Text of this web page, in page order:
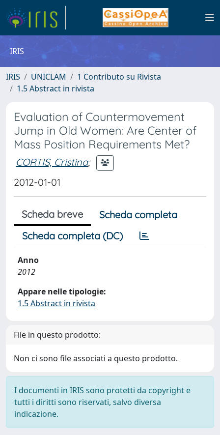
IRIS
IRIS UNICLAM
1 Contributo su Rivista
1.5 Abstract in rivista
Evaluation of Countermovement
Jump in Old Women: Are Center of
Mass Position Requirements Met?
CORTIS, Cristina;
2012-01-01
Scheda breve
Scheda completa
Scheda completa (DC)
Anno
2012
Appare nelle tipologie:
1.5 Abstract in rivista
File in questo prodotto:
Non ci sono file associati a questo prodotto.
I documenti in IRIS sono protetti da copyright e
tutti i diritti sono riservati, salvo diversa
indicazione.